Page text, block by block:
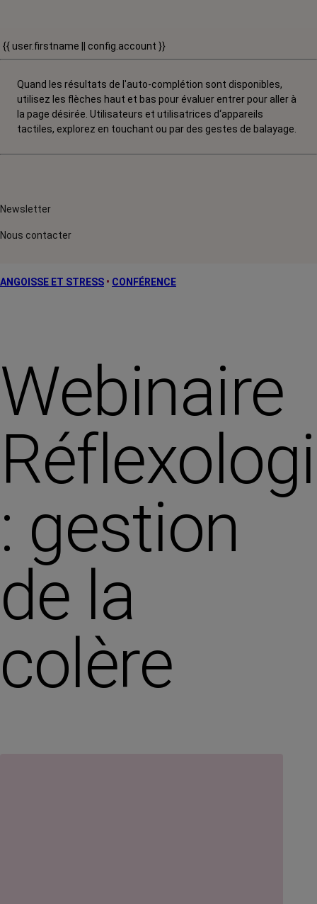
{{ user.firstname || config.account }}
Quand les résultats de l'auto-complétion sont disponibles,
utilisez les flèches haut et bas pour évaluer entrer pour aller à
la page désirée. Utilisateurs et utilisatrices d‘appareils
tactiles, explorez en touchant ou par des gestes de balayage.
Newsletter
Nous contacter
ANGOISSE ET STRESS • CONFÉRENCE
Webinaire
: gestion
de la
colère